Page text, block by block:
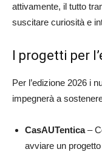
attivamente, il tutto
suscitare curiosità e
I progetti per
Per l’edizione 2026 i
impegnerà a
CasAUTentica–
avviare un